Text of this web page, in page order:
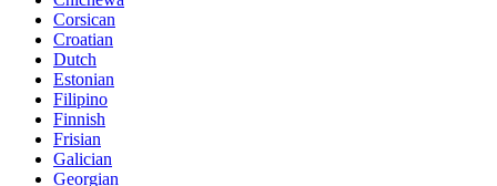
Corsican
Croatian
Dutch
Estonian
Filipino
Finnish
Frisian
Galician
Georgian